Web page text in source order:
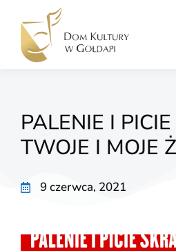
PALENIE I
TWOJE I MOJE
9 czerwca, 2021